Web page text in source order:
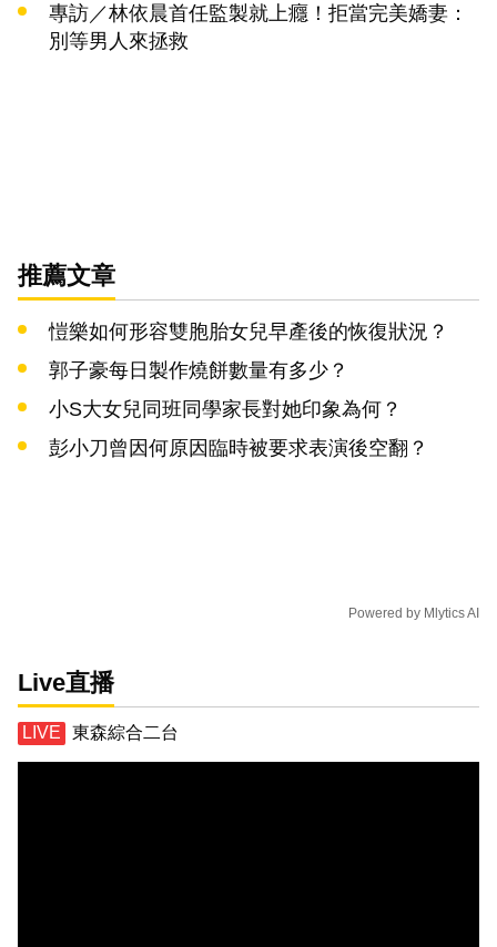
專訪／林依晨首任監製就上癮！拒當完美嬌妻：
別等男人來拯救
推薦文章
愷樂如何形容雙胞胎女兒早產後的恢復狀況？
郭子豪每日製作燒餅數量有多少？
小S大女兒同班同學家長對她印象為何？
彭小刀曾因何原因臨時被要求表演後空翻？
Powered by Mlytics AI
Live直播
東森綜合二台